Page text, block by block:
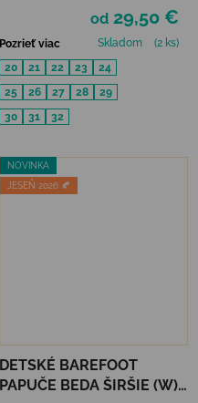
od 29,50 €
Pozrieť viac Skladom
(2 ks)
20
21 22 23
24
25
26 27 28
29
30
31 32
NOVINKA
JESEŇ 2026 🍂
DETSKÉ BAREFOOT
PAPUČE BEDA ŠIRŠIE (W) -